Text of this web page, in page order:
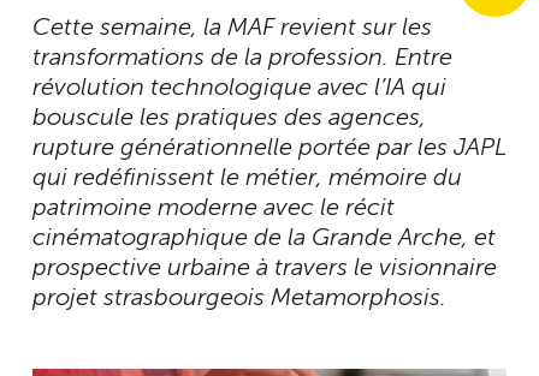
Cette semaine, la MAF revient sur les
transformations de la profession. Entre
révolution technologique avec l’IA qui
bouscule les pratiques des agences,
rupture générationnelle portée par les JAPL
qui redéfinissent le métier, mémoire du
patrimoine moderne avec le récit
cinématographique de la Grande Arche, et
prospective urbaine à travers le visionnaire
projet strasbourgeois Metamorphosis.